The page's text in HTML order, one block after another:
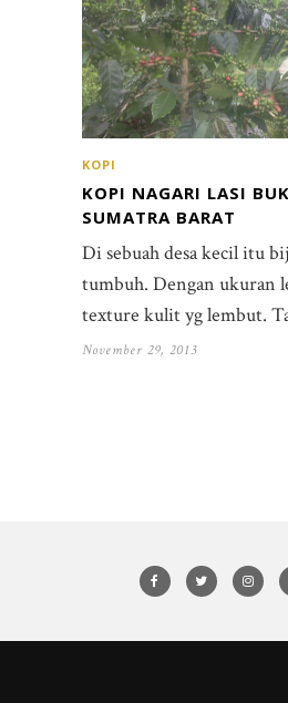
KOPI
KOPI NAGARI LASI
SUMATRA BARAT
Di sebuah desa kecil itu
tumbuh. Dengan ukuran
texture kulit yg lembut.
November 29, 2013